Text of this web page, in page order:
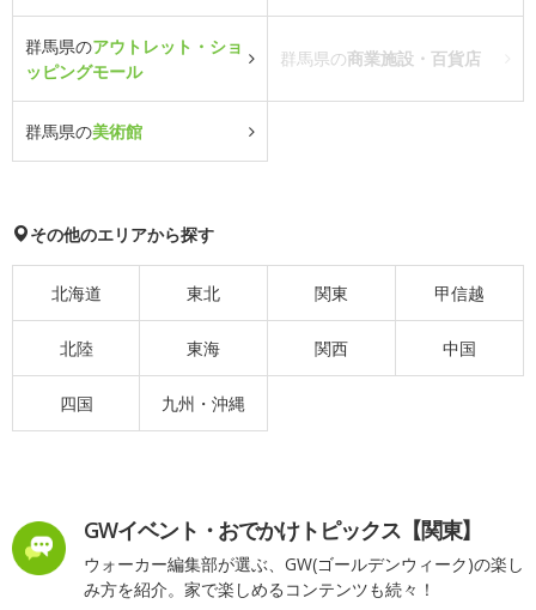
群馬県のアウトレット・ショ
ッピングモール
群馬県の商業施設・百貨店
群馬県の美術館
その他のエリアから探す
北海道 東北 関東 甲信越
北陸 東海 関西 中国
四国 九州・沖縄
GWイベント・おでかけトピックス【関東】
ウォーカー編集部が選ぶ、GW(ゴールデンウィーク)の楽し
み方を紹介。家で楽しめるコンテンツも続々！